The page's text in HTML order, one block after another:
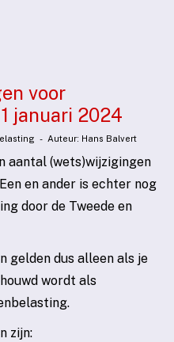
voor
januari 2024
- Auteur: Hans Balvert
aantal (wets)wijzigingen
en ander is echter nog
door de Tweede en
gelden dus alleen als je
wordt als
zijn: